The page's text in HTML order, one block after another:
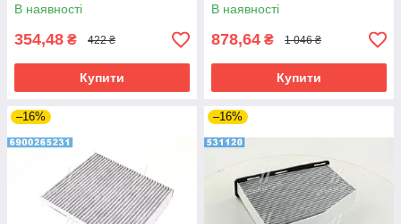
В наявності
354,48 ₴ 422 ₴
Купити
В наявності
878,64 ₴ 1 046 ₴
Купити
–16% –16%